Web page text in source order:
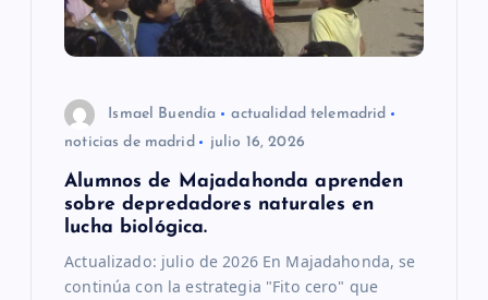
Ismael Buendía
actualidad telemadrid
noticias de madrid
julio 16, 2026
Alumnos de Majadahonda aprenden
sobre depredadores naturales en
lucha biológica.
Actualizado: julio de 2026 En Majadahonda, se
continúa con la estrategia "Fito cero" que